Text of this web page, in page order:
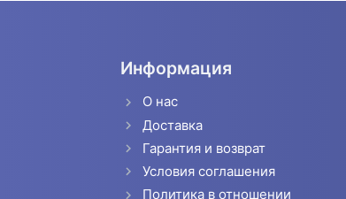
Информация
О нас
Доставка
Гарантия и возврат
Условия соглашения
Политика в отношении